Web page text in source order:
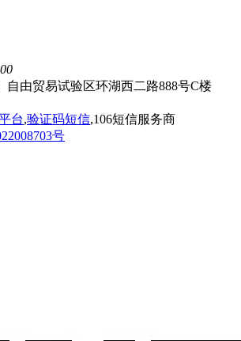
自由贸易试验区环湖西二路888号C楼
台,验证码短信,106短信服务商
号